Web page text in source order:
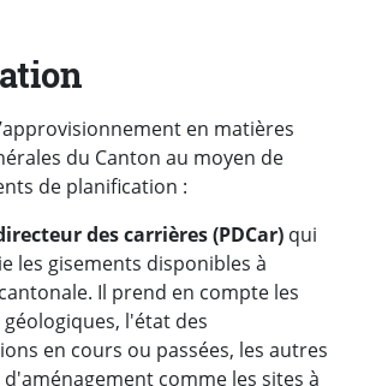
en matières
du Canton au moyen de
de planification :
des carrières (PDCar) qui
les gisements disponibles à
Il prend en compte les
l'état des
en cours ou passées, les autres
comme les sites à